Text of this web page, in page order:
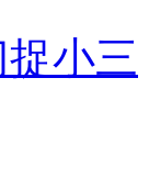
小三